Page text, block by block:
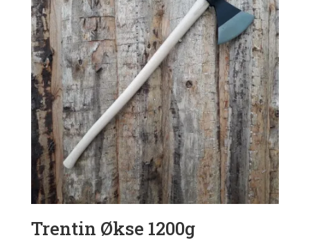
Trentin Økse 1200g